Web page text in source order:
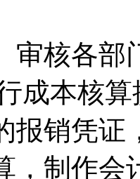
审核各
成本核
报销凭证
，制作会